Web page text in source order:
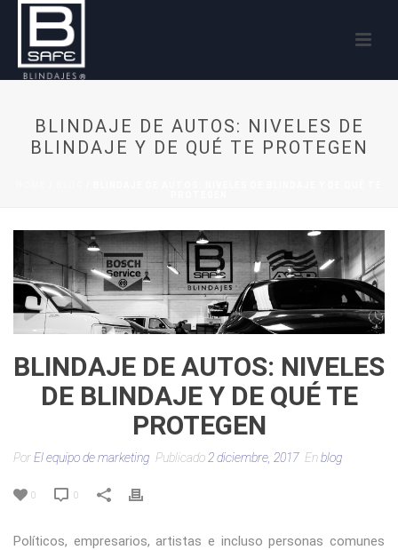
BLINDAJE DE AUTOS: NIVELES DE
BLINDAJE Y DE QUÉ TE PROTEGEN
BLINDAJE DE AUTOS: NIVELES
DE BLINDAJE Y DE QUÉ TE
PROTEGEN
PorEl equipo de marketing Publicado 2 diciembre, 2017 Enblog
0 0
Políticos, empresarios, artistas e incluso personas comunes